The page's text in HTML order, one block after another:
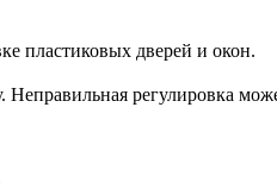
пластиковых дверей и окон.
Неправильная регулировка